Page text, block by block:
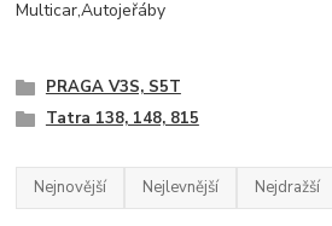
PRAGA V3S, S5T
Tatra 138, 148, 815
Nejnovější Nejlevnější Nejdražší